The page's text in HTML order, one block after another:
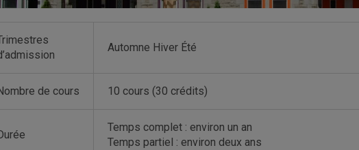
Automne Hiver Été
de cours 10 cours (30 crédits)
Temps complet : environ un an
Temps partiel : environ deux ans